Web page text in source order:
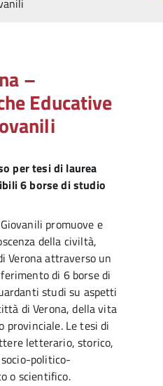
–
Educative
per tesi di laurea
6 borse di studio
promuove e
della civiltà,
Verona attraverso un
di 6 borse di
studi su aspetti
di Verona, della vita
provinciale. Le tesi di
letterario, storico,
politico-
o scientifico.